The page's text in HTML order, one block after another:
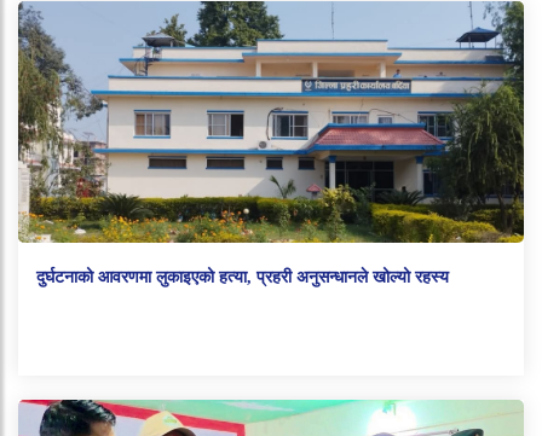
दुर्घटनाको आवरणमा लुकाइएको हत्या, प्रहरी अनुसन्धानले खोल्यो रहस्य